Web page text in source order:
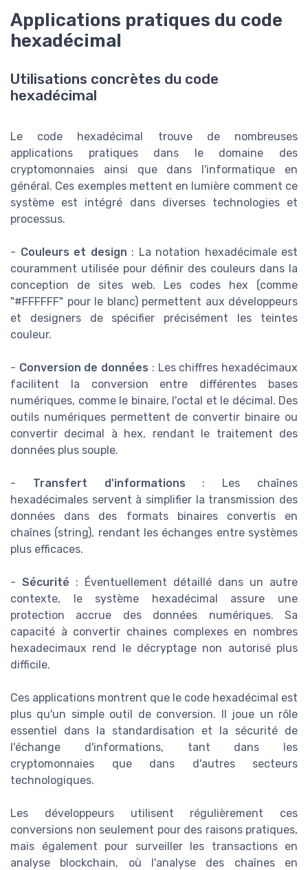
Applications pratiques du code
hexadécimal
Utilisations concrètes du code
hexadécimal
Le code hexadécimal trouve de nombreuses
applications pratiques dans le domaine des
cryptomonnaies ainsi que dans l'informatique en
général. Ces exemples mettent en lumière comment ce
système est intégré dans diverses technologies et
processus.
- Couleurs et design : La notation hexadécimale est
couramment utilisée pour définir des couleurs dans la
conception de sites web. Les codes hex (comme
"#FFFFFF" pour le blanc) permettent aux développeurs
et designers de spécifier précisément les teintes
couleur.
- Conversion de données : Les chiffres hexadécimaux
facilitent la conversion entre différentes bases
numériques, comme le binaire, l'octal et le décimal. Des
outils numériques permettent de convertir binaire ou
convertir decimal à hex, rendant le traitement des
données plus souple.
- Transfert d'informations : Les chaînes
hexadécimales servent à simplifier la transmission des
données dans des formats binaires convertis en
chaînes (string), rendant les échanges entre systèmes
plus efficaces.
- Sécurité : Éventuellement détaillé dans un autre
contexte, le système hexadécimal assure une
protection accrue des données numériques. Sa
capacité à convertir chaines complexes en nombres
hexadecimaux rend le décryptage non autorisé plus
difficile.
Ces applications montrent que le code hexadécimal est
plus qu'un simple outil de conversion. Il joue un rôle
essentiel dans la standardisation et la sécurité de
l'échange d'informations, tant dans les
cryptomonnaies que dans d'autres secteurs
technologiques.
Les développeurs utilisent régulièrement ces
conversions non seulement pour des raisons pratiques,
mais également pour surveiller les transactions en
analyse blockchain, où l'analyse des chaînes en